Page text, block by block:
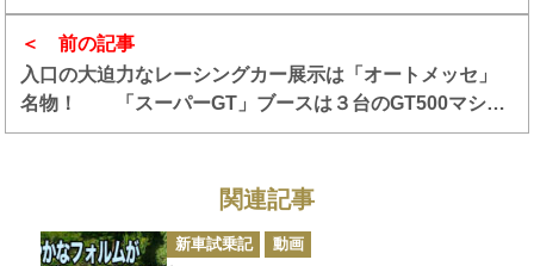
前の記事
入口の大迫力なレーシングカー展示は「オートメッセ」
名物！ 「スーパーGT」ブースは３台のGT500マシン
で来場者をお出迎え【AMA2025】
関連記事
カ
テ
新車試乗記 動画